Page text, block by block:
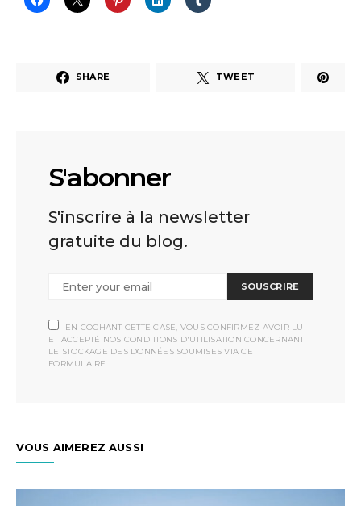
SHARE TWEET
S'abonner
S'inscrire à la newsletter
gratuite du blog.
SOUSCRIRE
EN COCHANT CETTE CASE, VOUS CONFIRMEZ AVOIR LU
ET ACCEPTÉ NOS CONDITIONS D'UTILISATION CONCERNANT
LE STOCKAGE DES DONNÉES SOUMISES VIA CE
FORMULAIRE.
VOUS AIMEREZ AUSSI